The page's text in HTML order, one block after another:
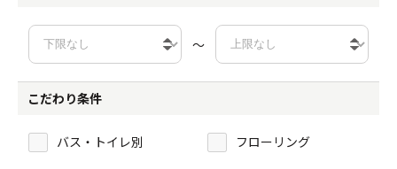
～
こだわり条件
バス・トイレ別 フローリング